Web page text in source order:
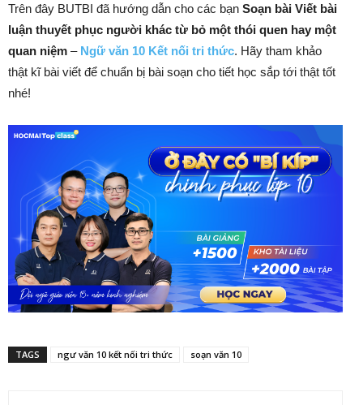
Trên đây BUTBI đã hướng dẫn cho các bạn Soạn bài Viết bài
luận thuyết phục người khác từ bỏ một thói quen hay một
quan niệm – Ngữ văn 10 Kết nối tri thức. Hãy tham khảo
thật kĩ bài viết để chuẩn bị bài soạn cho tiết học sắp tới thật tốt
nhé!
TAGS ngư văn 10 kết nối tri thức soạn văn 10